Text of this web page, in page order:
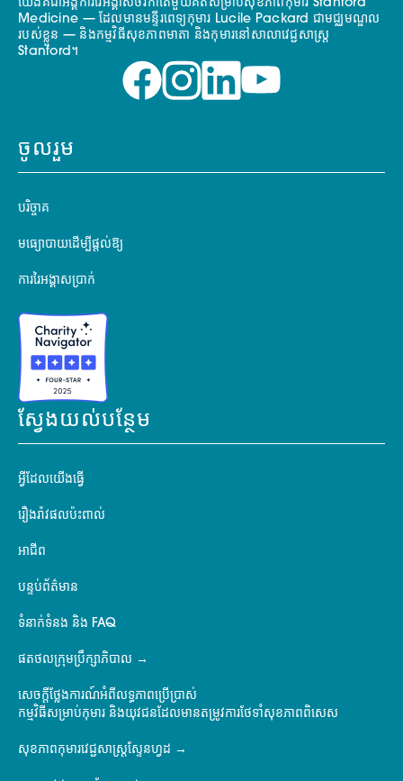
យើងគឺជាអង្គការរៃអង្គាសថវិកាតែមួយគត់សម្រាប់សុខភាពកុមារ Stanford
Medicine — ដែលមានមន្ទីរពេទ្យកុមារ Lucile Packard ជាមជ្ឈមណ្ឌល
របស់ខ្លួន — និងកម្មវិធីសុខភាពមាតា និងកុមារនៅសាលាវេជ្ជសាស្ត្រ
Stanford។
ចូលរួម
បរិច្ចាគ
មធ្យោបាយដើម្បីផ្តល់ឱ្យ
ការរៃអង្គាសប្រាក់
ស្វែងយល់បន្ថែម
អ្វីដែលយើងធ្វើ
រឿងរ៉ាវផលប៉ះពាល់
អាជីព
បន្ទប់ព័ត៌មាន
ទំនាក់ទំនង និង FAQ
ផតថលក្រុមប្រឹក្សាភិបាល
សេចក្តីថ្លែងការណ៍អំពីលទ្ធភាពប្រើប្រាស់
កម្មវិធីសម្រាប់កុមារ និងយុវជនដែលមានតម្រូវការថែទាំសុខភាពពិសេស
សុខភាពកុមារវេជ្ជសាស្ត្រស្ទែនហ្វដ